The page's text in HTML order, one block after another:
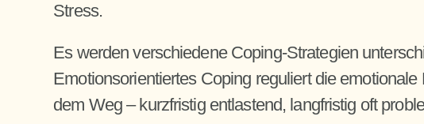
Stress.
Es werden verschiedene Coping-Strategien
Emotionsorientiertes Coping reguliert die
dem Weg – kurzfristig entlastend, langfristig oft